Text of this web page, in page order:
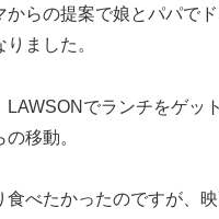
からの提案で娘とパパで
ました。
でランチをゲッ
移動。
食べたかったのですが、